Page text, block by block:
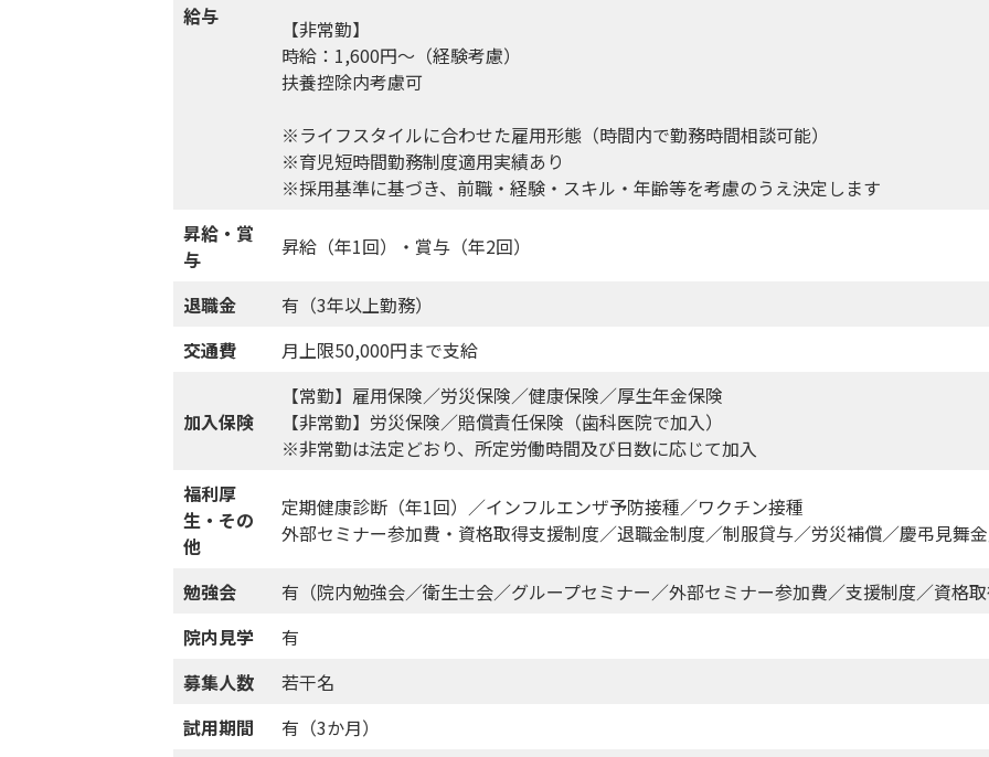
給与
【非常勤】
時給：1,600円～（経験考慮）
扶養控除内考慮可
※ライフスタイルに合わせた雇用形態（時間内で勤務時間相談可能）
※育児短時間勤務制度適用実績あり
※採用基準に基づき、前職・経験・スキル・年齢等を考慮のうえ決定します
昇給・賞
与
昇給（年1回）・賞与（年2回）
退職金
有（3年以上勤務）
交通費
月上限50,000円まで支給
加入保険
【常勤】雇用保険／労災保険／健康保険／厚生年金保険
【非常勤】労災保険／賠償責任保険（歯科医院で加入）
※非常勤は法定どおり、所定労働時間及び日数に応じて加入
福利厚
生・その
他
定期健康診断（年1回）／インフルエンザ予防接種／ワクチン接種
外部セミナー参加費・資格取得支援制度／退職金制度／制服貸与／労災補償／慶弔見舞
勉強会
有（院内勉強会／衛生士会／グループセミナー／外部セミナー参加費／支援制度／資格取
院内見学
有
募集人数
若干名
試用期間
有（3か月）